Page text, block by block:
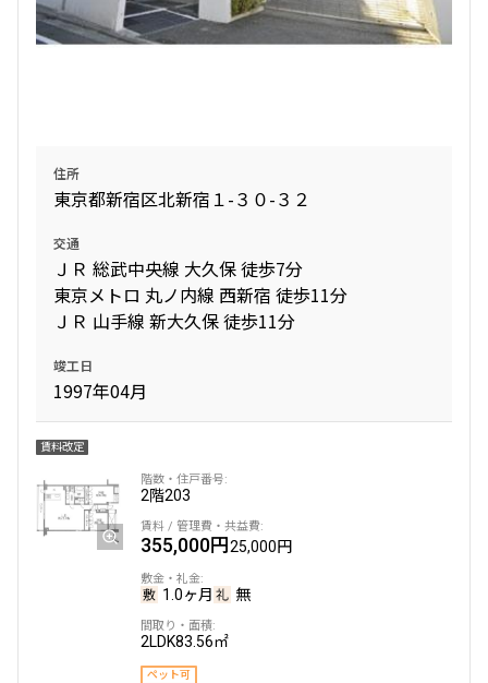
1.0ヶ月 無
158,000円10,000円
1.0ヶ月 無
6階６０７
156,000円10,000円
1.0ヶ月
住所
東京都新宿区北新宿１-３０-３２
交通
ＪＲ 総武中央線 大久保 徒歩7分
東京メトロ 丸ノ内線 西新宿 徒歩11分
ＪＲ 山手線 新大久保 徒歩11分
竣工日
1997年04月
賃料改定
2階203
355,000円25,000円
1.0ヶ月 無
2LDK83.56㎡
ペット可